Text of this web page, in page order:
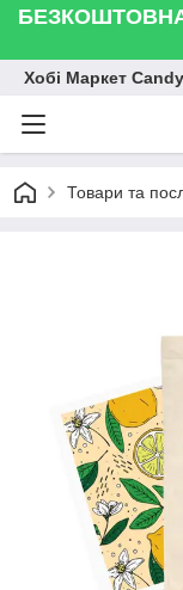
БЕЗКОШТОВНА
Хобі Маркет
Товари та